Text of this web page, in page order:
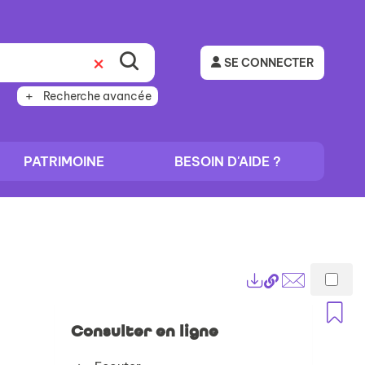
Recherche avancée
SE CONNECTER
PATRIMOINE BESOIN D'AIDE ?
Lien
permanent
(Nouvelle
Envoyer
Consulter en ligne